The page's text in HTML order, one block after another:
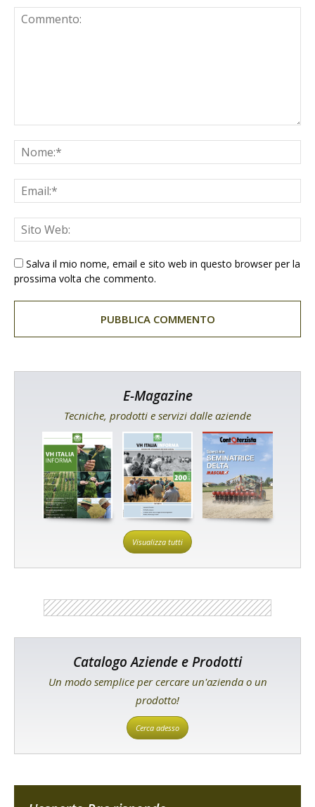
Salva il mio nome, email e sito web in questo browser per la
prossima volta che commento.
E-Magazine
Tecniche, prodotti e servizi dalle aziende
Visualizza tutti
Catalogo Aziende e Prodotti
Un modo semplice per cercare un'azienda o un
prodotto!
Cerca adesso